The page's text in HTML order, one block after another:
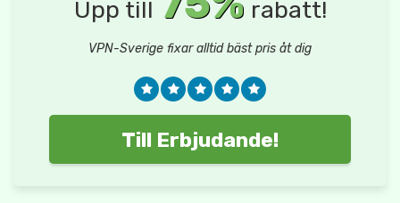
Upp till rabatt!
VPN-Sverige fixar alltid bäst pris åt dig
Till Erbjudande!